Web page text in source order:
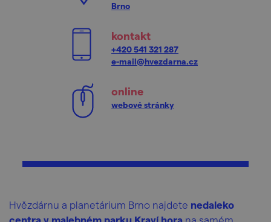
Brno
kontakt
+420 541 321 287
e-mail@hvezdarna.cz
online
webové stránky
Hvězdárnu a planetárium Brno najdete nedaleko
centra v malebném parku Kraví hora na samém